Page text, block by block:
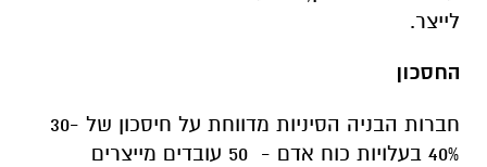
לייצר.
החסכון
חברות הבניה הסיניות מדווחת על חיסכון של 30-
40% בעלויות כוח אדם - 50 עובדים מייצרים